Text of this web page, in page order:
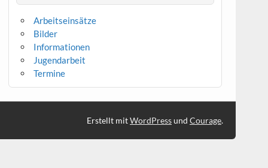
Arbeitseinsätze
Bilder
Informationen
Jugendarbeit
Termine
Erstellt mitWordPressund Courage.